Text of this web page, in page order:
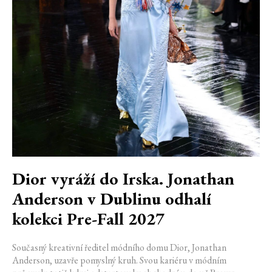
Dior vyráží do Irska. Jonathan
Anderson v Dublinu odhalí
kolekci Pre-Fall 2027
Současný kreativní ředitel módního domu Dior, Jonathan
Anderson, uzavře pomyslný kruh. Svou kariéru v módním